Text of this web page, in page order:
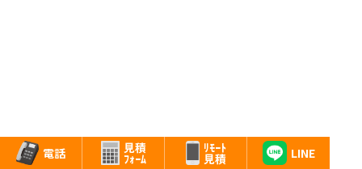
電話 見積
ﾌｫｰﾑ
ﾘﾓｰﾄ
見積 LINE